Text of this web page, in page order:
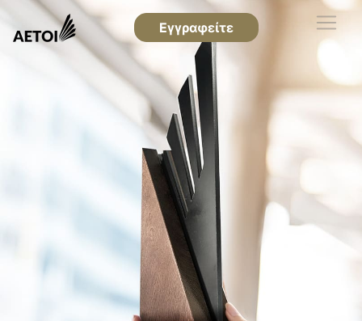
Εγγραφείτε